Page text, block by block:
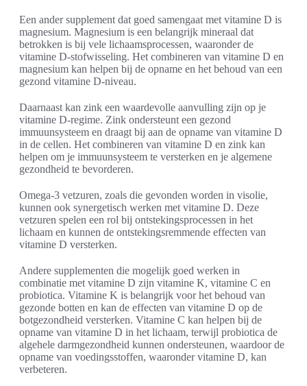
Een ander supplement dat goed samengaat met vitamine D is
magnesium. Magnesium is een belangrijk mineraal dat
betrokken is bij vele lichaamsprocessen, waaronder de
vitamine D-stofwisseling. Het combineren van vitamine D en
magnesium kan helpen bij de opname en het behoud van een
gezond vitamine D-niveau.
Daarnaast kan zink een waardevolle aanvulling zijn op je
vitamine D-regime. Zink ondersteunt een gezond
immuunsysteem en draagt bij aan de opname van vitamine D
in de cellen. Het combineren van vitamine D en zink kan
helpen om je immuunsysteem te versterken en je algemene
gezondheid te bevorderen.
Omega-3 vetzuren, zoals die gevonden worden in visolie,
kunnen ook synergetisch werken met vitamine D. Deze
vetzuren spelen een rol bij ontstekingsprocessen in het
lichaam en kunnen de ontstekingsremmende effecten van
vitamine D versterken.
Andere supplementen die mogelijk goed werken in
combinatie met vitamine D zijn vitamine K, vitamine C en
probiotica. Vitamine K is belangrijk voor het behoud van
gezonde botten en kan de effecten van vitamine D op de
botgezondheid versterken. Vitamine C kan helpen bij de
opname van vitamine D in het lichaam, terwijl probiotica de
algehele darmgezondheid kunnen ondersteunen, waardoor de
opname van voedingsstoffen, waaronder vitamine D, kan
verbeteren.